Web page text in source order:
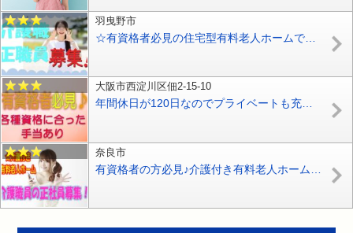
羽曳野市
大阪市西淀川区佃2-15-10
年間休日が120日なのでプライベートも充実♪ブランクある方や未経験の方もお気軽にご応募ください♪施設内での訪問介護のお仕事です♪研修がとっても充実・資格取得支援制度がある住宅型有料老人ホームです♪【西淀川区】【正社員】【ID：1274a-ony-h2-s-s】
奈良市